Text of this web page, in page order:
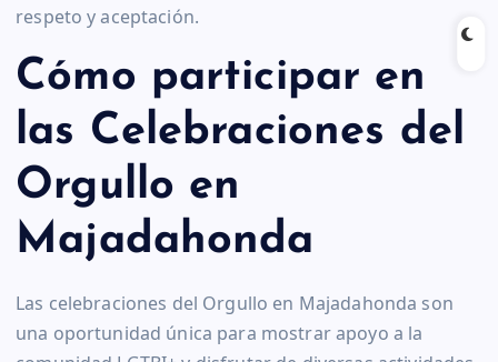
respeto y aceptación.
Cómo participar en
las Celebraciones del
Orgullo en
Majadahonda
Las celebraciones del Orgullo en Majadahonda son
una oportunidad única para mostrar apoyo a la